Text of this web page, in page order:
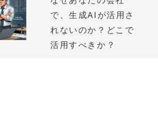
で、生成AIが活用さ
れないのか？どこで
活用すべきか？